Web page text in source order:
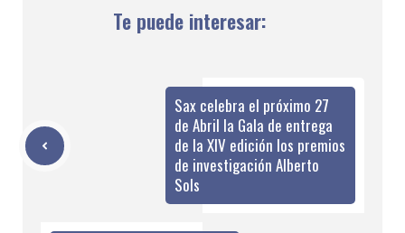
Te puede interesar:
Sax celebra el próximo 27
de Abril la Gala de entrega
de la XIV edición los premios
de investigación Alberto
Sols